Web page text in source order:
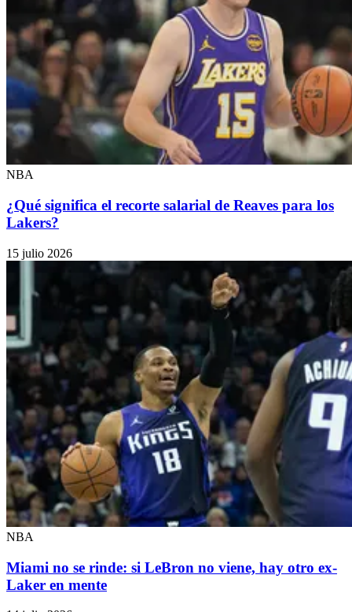
NBA
¿Qué significa el recorte salarial de Reaves para los
Lakers?
15 julio 2026
NBA
Miami no se rinde: si LeBron no viene, hay otro ex-
Laker en mente